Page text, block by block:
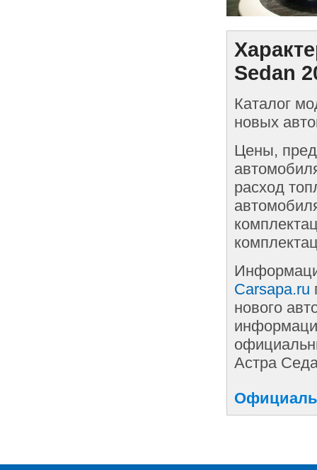
Sedan
Каталог
новых
Цены,
расход
Carsapa.ru
нового
Астра